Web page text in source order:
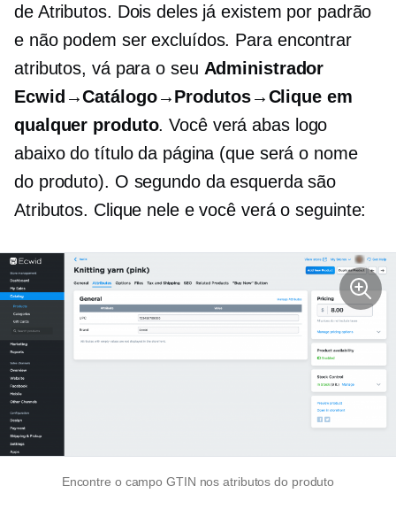
de Atributos. Dois deles já existem por padrão
e não podem ser excluídos. Para encontrar
atributos, vá para o seu Administrador
Ecwid→Catálogo→Produtos→Clique em
qualquer produto. Você verá abas logo
abaixo do título da página (que será o nome
do produto). O segundo da esquerda são
Atributos. Clique nele e você verá o seguinte:
Encontre o campo GTIN nos atributos do produto